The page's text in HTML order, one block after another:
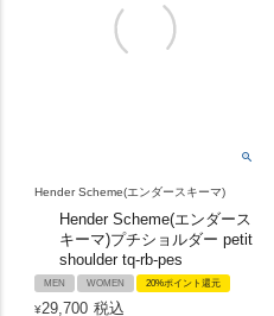
Hender Scheme(エンダースキーマ)
Hender Scheme(エンダース
キーマ)プチショルダー petit
shoulder tq-rb-pes
MEN WOMEN 20%ポイント還元
¥29,700 税込